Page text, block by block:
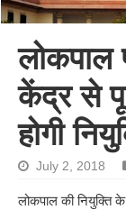
लोकपाल
केंद्र से
होगी
July 2, 2018
लोकपाल की नियुक्ति